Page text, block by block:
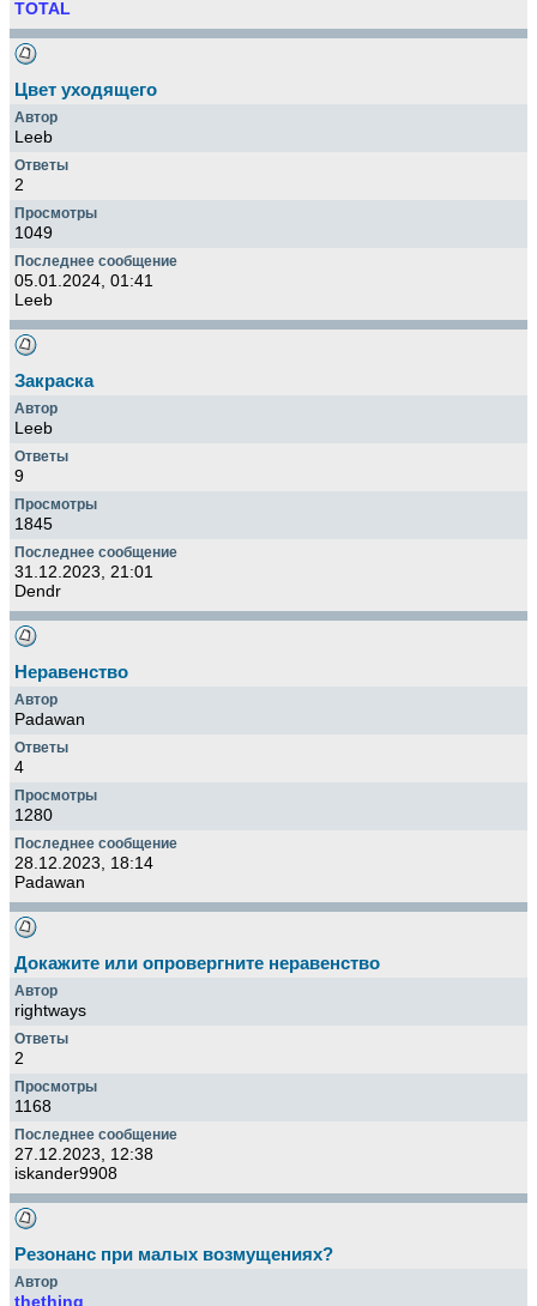
TOTAL
Цвет уходящего
Leeb
2
1049
05.01.2024, 01:41
Leeb
Закраска
Leeb
9
1845
31.12.2023, 21:01
Dendr
Неравенство
Padawan
4
1280
28.12.2023, 18:14
Padawan
Докажите или опровергните неравенство
rightways
2
1168
27.12.2023, 12:38
iskander9908
Резонанс при малых возмущениях?
thething